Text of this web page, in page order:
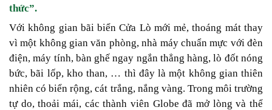
thức”.
Với không gian bãi biển Cửa Lò mới mẻ, thoáng mát thay
vì một không gian văn phòng, nhà máy chuẩn mực với đèn
điện, máy tính, bàn ghế ngay ngắn thẳng hàng, lò đốt nóng
bức, bãi lốp, kho than, … thì đây là một không gian thiên
nhiên có biển rộng, cát trắng, nắng vàng. Trong môi trường
tự do, thoải mái, các thành viên Globe đã mở lòng và thể